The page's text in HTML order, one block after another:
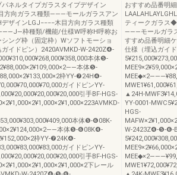
ネルタイプガラスタイプデザイン
方向ガラス種類―――モールガラスアン
ザインLGJ−−−−木目方向ガラス種類
枠種類/機能/仕様W呼称H呼称お
ング枠（固定枠）Wソフトモーショ
イドピン）2420AVMKD-W-2420Z❹-
本体❺-
本体❺-
枠YY-❼24H❹-
ガイドピンYY-
引手BF-HGS-
本体❺-❻08K-
本体❺-❻08K❹-
枠YY-❼24K❹-
ガイドピンYY-
引手BF-HGS-
下レール
おすすめ品番明
ティークガラス
―――モールガラ
すすめ品番明細
仕様（埋込ガイ
▲24H-
YY-0001-
HGS-
W-2423Z❹-❺-❻-